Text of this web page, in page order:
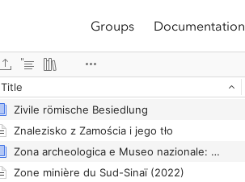
Groups Documentation
Title
Zivile römische Besiedlung
Znalezisko z Zamościa i jego tło
Zona archeologica e Museo nazionale: Luni
Zone minière du Sud-Sinaï (2022)